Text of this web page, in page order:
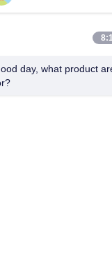
unseren Newsletter für
Uns
day, what product